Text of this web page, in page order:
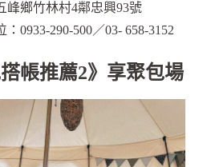
峰鄉竹林村4鄰忠興93號
0933-290-500／03- 658-3152
帳推薦2》享聚包場